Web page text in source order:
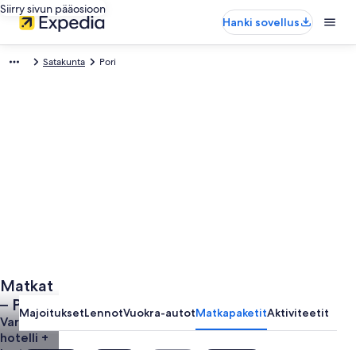
Siirry sivun pääosioon
Hanki sovellus
Satakunta Pori
Matkat
– Pori
Varaa
hotelli +
MajoituksetLennotVuokra-autotMatkapaketitAktiviteetit